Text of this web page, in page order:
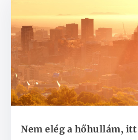
Nem elég a hőhullám,